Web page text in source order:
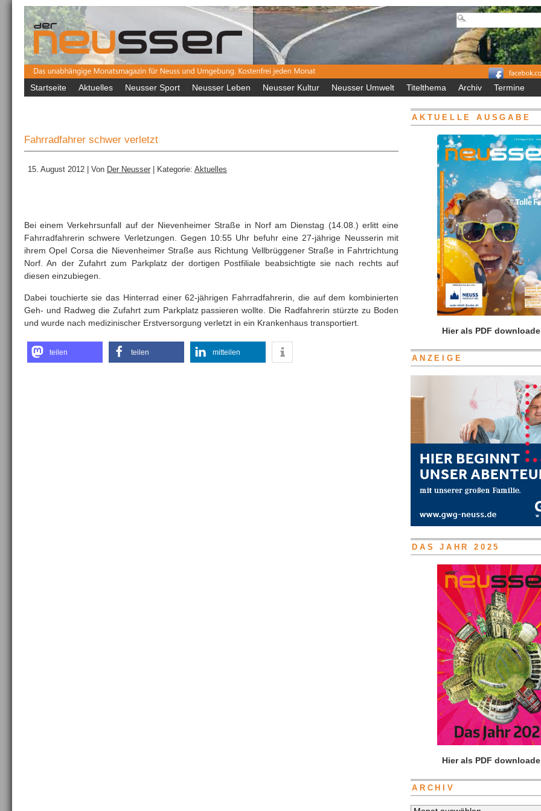
Startseite Aktuelles Neusser Sport Neusser Leben Neusser Kultur Neusser Umwelt Titelthema Archiv Termine
Fahrradfahrer schwer verletzt
15. August 2012 | Von Der Neusser | Kategorie: Aktuelles
Bei einem Verkehrsunfall auf der Nievenheimer Straße in Norf am Dienstag (14.08.) erlitt eine
Fahrradfahrerin schwere Verletzungen. Gegen 10:55 Uhr befuhr eine 27-jährige Neusserin mit
ihrem Opel Corsa die Nievenheimer Straße aus Richtung Vellbrüggener Straße in Fahrtrichtung
Norf. An der Zufahrt zum Parkplatz der dortigen Postfiliale beabsichtigte sie nach rechts auf
diesen einzubiegen.
Dabei touchierte sie das Hinterrad einer 62-jährigen Fahrradfahrerin, die auf dem kombinierten
Geh- und Radweg die Zufahrt zum Parkplatz passieren wollte. Die Radfahrerin stürzte zu Boden
und wurde nach medizinischer Erstversorgung verletzt in ein Krankenhaus transportiert.
teilen teilen mitteilen
AKTUELLE AUSGABE
Hier als PDF
ANZEIGE
DAS JAHR 2025
Hier als PDF
ARCHIV